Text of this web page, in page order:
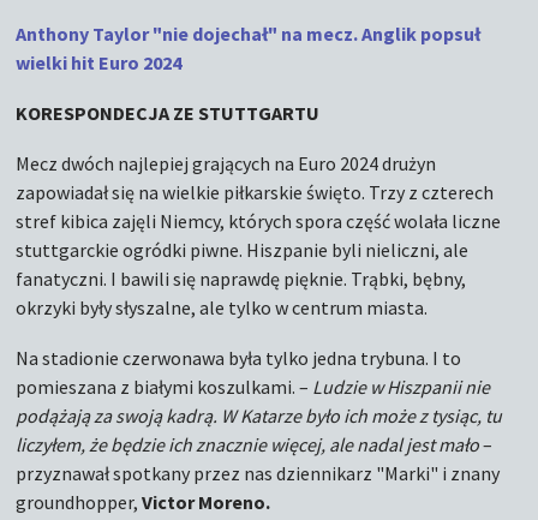
Anthony Taylor "nie dojechał" na mecz. Anglik popsuł
wielki hit Euro 2024
KORESPONDECJA ZE STUTTGARTU
Mecz dwóch najlepiej grających na Euro 2024 drużyn
zapowiadał się na wielkie piłkarskie święto. Trzy z czterech
stref kibica zajęli Niemcy, których spora część wolała liczne
stuttgarckie ogródki piwne. Hiszpanie byli nieliczni, ale
fanatyczni. I bawili się naprawdę pięknie. Trąbki, bębny,
okrzyki były słyszalne, ale tylko w centrum miasta.
Na stadionie czerwonawa była tylko jedna trybuna. I to
pomieszana z białymi koszulkami. – Ludzie w Hiszpanii nie
podążają za swoją kadrą. W Katarze było ich może z tysiąc, tu
liczyłem, że będzie ich znacznie więcej, ale nadal jest mało–
przyznawał spotkany przez nas dziennikarz "Marki" i znany
groundhopper,Victor Moreno.